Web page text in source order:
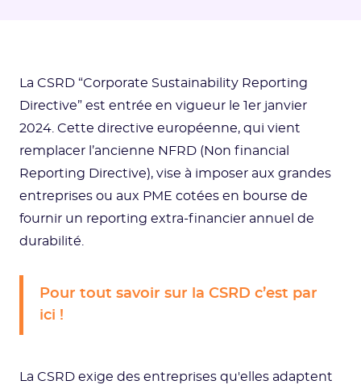
La CSRD “Corporate Sustainability Reporting
Directive” est entrée en vigueur le 1er janvier
2024. Cette directive européenne, qui vient
remplacer l’ancienne NFRD (Non financial
Reporting Directive), vise à imposer aux grandes
entreprises ou aux PME cotées en bourse de
fournir un reporting extra-financier annuel de
durabilité.
Pour tout savoir sur la CSRD c’est par
ici !
La CSRD exige des entreprises qu'elles adaptent